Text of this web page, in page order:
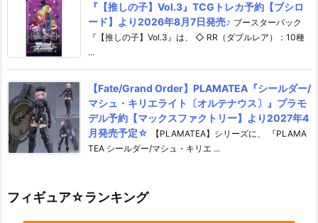
『【推しの子】Vol.3』TCGトレカ予約【ブシロ
ード】より2026年8月7日発売♪ ブースターパック
『【推しの子】Vol.3』は、 ◇ RR（ダブルレア）：10種
...
【Fate/Grand Order】PLAMATEA『シールダー/
マシュ・キリエライト〔オルテナウス〕』プラモ
デル予約【マックスファクトリー】より2027年4
月発売予定☆
【PLAMATEA】シリーズに、 『PLAMA
TEA シールダー/マシュ・キリエ ...
フィギュア☆ランキング